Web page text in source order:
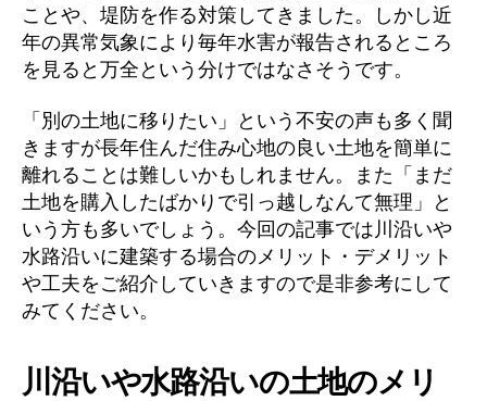
ことや、堤防を作る対策してきました。しかし近
年の異常気象により毎年水害が報告されるところ
を見ると万全という分けではなさそうです。
「別の土地に移りたい」という不安の声も多く聞
きますが長年住んだ住み心地の良い土地を簡単に
離れることは難しいかもしれません。また「まだ
土地を購入したばかりで引っ越しなんて無理」と
いう方も多いでしょう。今回の記事では川沿いや
水路沿いに建築する場合のメリット・デメリット
や工夫をご紹介していきますので是非参考にして
みてください。
川沿いや水路沿いの土地のメリ